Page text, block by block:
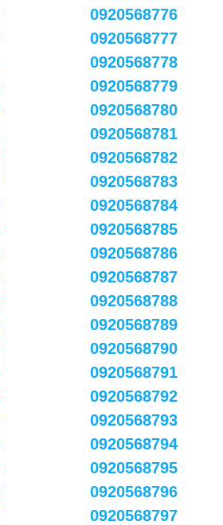
0920568776
0920568777
0920568778
0920568779
0920568780
0920568781
0920568782
0920568783
0920568784
0920568785
0920568786
0920568787
0920568788
0920568789
0920568790
0920568791
0920568792
0920568793
0920568794
0920568795
0920568796
0920568797